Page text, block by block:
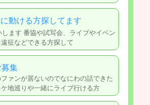
動ける方探してます
ます 番協や試写会、ライブやイベン
征などできる方探して
集
ァンが居ないのでなにわの話できた
地巡りや一緒にライブ行ける方